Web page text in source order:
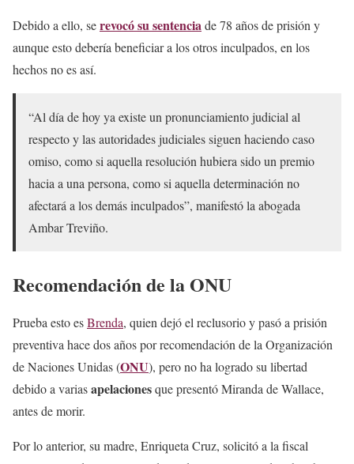
Debido a ello, serevocó su sentenciade 78 años de prisión y
aunque esto debería beneficiar a los otros inculpados, en los
hechos no es así.
“Al día de hoy ya existe un pronunciamiento judicial al
respecto y las autoridades judiciales siguen haciendo caso
omiso, como si aquella resolución hubiera sido un premio
hacia a una persona, como si aquella determinación no
afectará a los demás inculpados”, manifestó la abogada
Ambar Treviño.
Recomendación de la ONU
Prueba esto esBrenda, quien dejó el reclusorio y pasó a prisión
preventiva hace dos años por recomendación de la Organización
de Naciones Unidas (ONU), pero no ha logrado su libertad
debido a variasapelacionesque presentó Miranda de Wallace,
antes de morir.
Por lo anterior, su madre, Enriqueta Cruz, solicitó a la fiscal